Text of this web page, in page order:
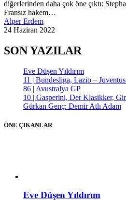
diğerlerinden daha çok öne çıktı:
Fransız hakem…
Alper Erdem
24 Haziran 2022
SON YAZILAR
Eve Düşen Yıldırım
11 | Bundesliga, Lazio –
86 | Avustralya GP
10 | Gasperini, Der Klasikker,
Gürkan Genç: Demir Atlı Adam
ÖNE ÇIKANLAR
Eve Düşen Yıldırım